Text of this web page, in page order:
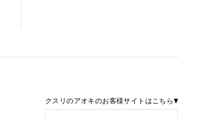
クスリのアオキのお客様サイトはこちら